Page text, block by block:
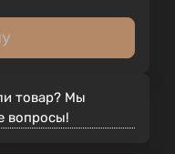
товар? Мы
вопросы!